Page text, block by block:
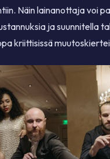
Näin lainanottaja voi
ja suunnitella
kriittisissä